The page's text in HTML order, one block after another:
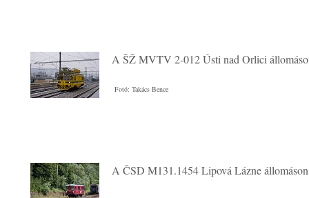
A ŠŽ MVTV 2-012 Ústi nad Orlici
Fotó: Takács Bence
A ČSD M131.1454 Lipová Lázne állomáson